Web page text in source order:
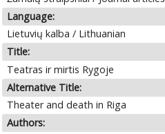
Language:
Lietuvių kalba / Lithuanian
Title:
Teatras ir mirtis Rygoje
Alternative Title:
Theater and death in Riga
Authors: